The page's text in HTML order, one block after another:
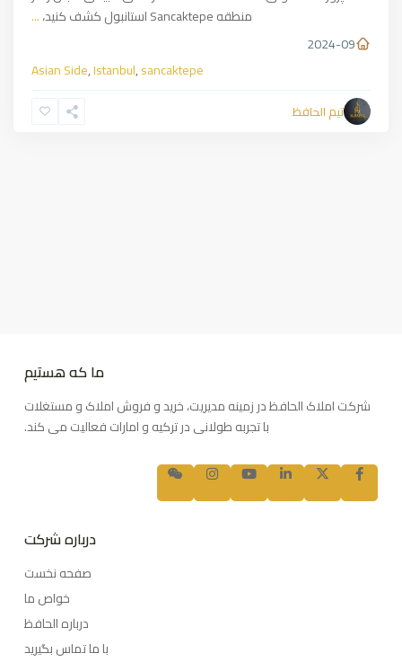
منطقه Sancaktepe استانبول کشف کنید،
...
2024-09
Asian Side,Istanbul,sancaktepe
تیم الحافظ
ما که هستیم
شرکت املاک الحافظ در زمینه مدیریت، خرید و فروش املاک و مستغلات
با تجربه طولانی در ترکیه و امارات فعالیت می کند.
درباره شرکت
صفحه نخست
خواص ما
درباره الحافظ
با ما تماس بگیرید